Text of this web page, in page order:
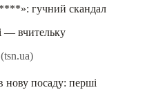
гучний скандал
— вчительку
(tsn.ua)
посаду: перші